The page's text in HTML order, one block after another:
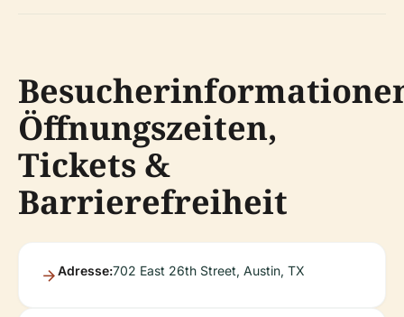
Öffnungszeiten,
Tickets &
Barrierefreiheit
Adresse:702 East 26th Street, Austin, TX